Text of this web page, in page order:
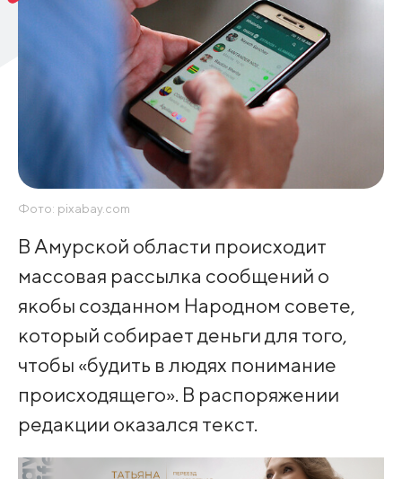
Фото: pixabay.com
В Амурской области происходит
массовая рассылка сообщений о
якобы созданном Народном совете,
который собирает деньги для того,
чтобы «будить в людях понимание
происходящего». В распоряжении
редакции оказался текст.